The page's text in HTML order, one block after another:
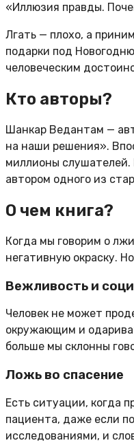
«Иллюзия правды.
Лгать — плохо, а
подарки под
человеческим
Кто авторы?
Шанкар Ведантам —
на наши решения».
миллионы
автором одного из
О чем книга?
Когда мы говорим о
негативную окраску.
Вежливость и
Человек не может
окружающим и
больше мы склонны
Ложь во спасение
Есть ситуации, когда
пациента, даже если
исследованиями, и